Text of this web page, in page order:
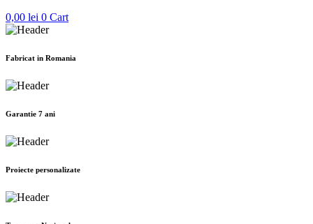
0,00 lei 0 Cart
Fabricat in Romania
Garantie 7 ani
Proiecte personalizate